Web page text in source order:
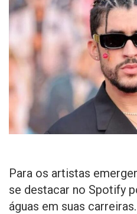
Para os artistas
se destacar no Spotify
águas em suas